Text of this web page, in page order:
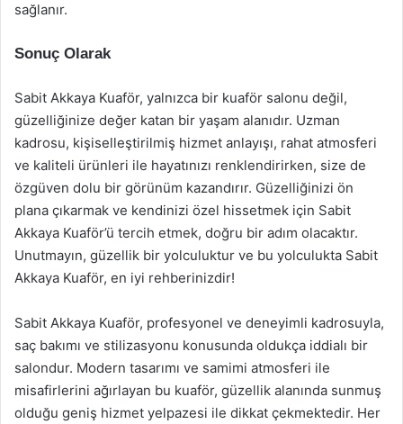
sağlanır.
Sonuç Olarak
Sabit Akkaya Kuaför, yalnızca bir kuaför salonu değil,
güzelliğinize değer katan bir yaşam alanıdır. Uzman
kadrosu, kişiselleştirilmiş hizmet anlayışı, rahat atmosferi
ve kaliteli ürünleri ile hayatınızı renklendirirken, size de
özgüven dolu bir görünüm kazandırır. Güzelliğinizi ön
plana çıkarmak ve kendinizi özel hissetmek için Sabit
Akkaya Kuaför’ü tercih etmek, doğru bir adım olacaktır.
Unutmayın, güzellik bir yolculuktur ve bu yolculukta Sabit
Akkaya Kuaför, en iyi rehberinizdir!
Sabit Akkaya Kuaför, profesyonel ve deneyimli kadrosuyla,
saç bakımı ve stilizasyonu konusunda oldukça iddialı bir
salondur. Modern tasarımı ve samimi atmosferi ile
misafirlerini ağırlayan bu kuaför, güzellik alanında sunmuş
olduğu geniş hizmet yelpazesi ile dikkat çekmektedir. Her